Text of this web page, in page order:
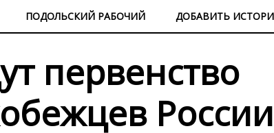
ПОДОЛЬСКИЙ РАБОЧИЙ ДОБАВИТЬ
первенство
России